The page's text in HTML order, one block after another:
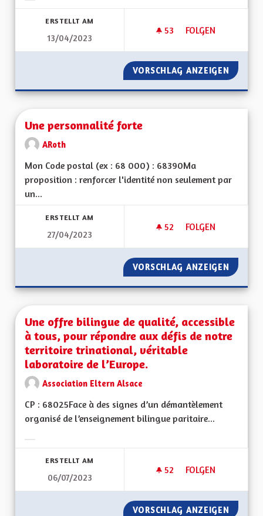
ERSTELLT AM
13/04/2023
53 53 FOLLOWER
FOLGEN
UNE RÉELLE
VORSCHLAG ANZEIGEN UNE
Une personnalité forte
ARoth
Mon Code postal (ex : 68 000) : 68390Ma
proposition : renforcer l'identité non seulement par
un...
ERSTELLT AM
27/04/2023
52 52 FOLLOWER
FOLGEN
UNE
VORSCHLAG ANZEIGEN UNE
Une offre bilingue de qualité, accessible
à tous, pour répondre aux défis de notre
territoire trinational, véritable
laboratoire de l’Europe.
Association Eltern Alsace
CP : 68025Face à des signes d’un démantèlement
organisé de l’enseignement bilingue paritaire...
ERSTELLT AM
06/07/2023
52 52 FOLLOWER
FOLGEN
UNE OFFRE
VORSCHLAG ANZEIGEN UNE